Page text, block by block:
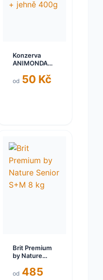
Konzerva
ANIMONDA
senior telecí +
od 50 Kč
Brit Premium
by Nature
kg
od 485